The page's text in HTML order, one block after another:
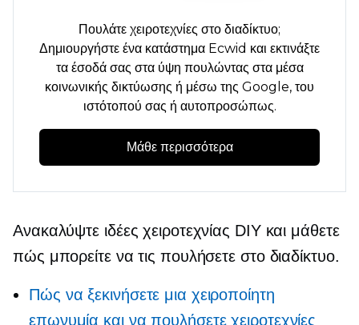
Πουλάτε χειροτεχνίες στο διαδίκτυο;
Δημιουργήστε ένα κατάστημα Ecwid και εκτινάξτε
τα έσοδά σας στα ύψη πουλώντας στα μέσα
κοινωνικής δικτύωσης ή μέσω της Google, του
ιστότοπού σας ή αυτοπροσώπως.
Μάθε περισσότερα
Ανακαλύψτε ιδέες χειροτεχνίας DIY και μάθετε
πώς μπορείτε να τις πουλήσετε στο διαδίκτυο.
Πώς να ξεκινήσετε μια χειροποίητη
επωνυμία και να πουλήσετε χειροτεχνίες